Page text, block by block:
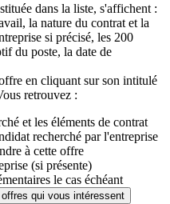
dans la liste, s'affichent :
la nature du contrat et la
si précisé, les 200
du poste, la date de
en cliquant sur son intitulé
retrouvez :
et les éléments de contrat
recherché par l'entreprise
à cette offre
(si présente)
le cas échéant
qui vous intéressent